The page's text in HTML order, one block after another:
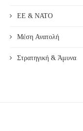
ΕΕ & ΝΑΤΟ
Μέση Ανατολή
Στρατηγική & Άμυνα